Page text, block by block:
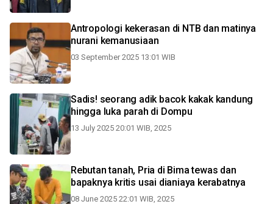
Antropologi kekerasan di NTB dan matinya
nurani kemanusiaan
03 September 2025 13:01 WIB
Sadis! seorang adik bacok kakak kandung
hingga luka parah di Dompu
13 July 2025 20:01 WIB, 2025
Rebutan tanah, Pria di Bima tewas dan
bapaknya kritis usai dianiaya kerabatnya
08 June 2025 22:01 WIB, 2025